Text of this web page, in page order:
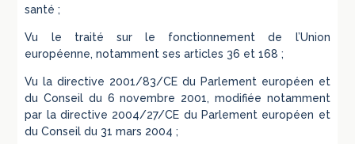
santé ;
Vu le traité sur le fonctionnement de l’Union
européenne, notamment ses articles 36 et 168 ;
Vu la directive 2001/83/CE du Parlement européen et
du Conseil du 6 novembre 2001, modifiée notamment
par la directive 2004/27/CE du Parlement européen et
du Conseil du 31 mars 2004 ;